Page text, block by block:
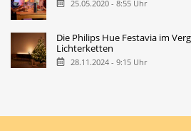
25.05.2020 - 8:55 Uhr
Die Philips Hue Festavia im
Lichterketten
28.11.2024 - 9:15 Uhr